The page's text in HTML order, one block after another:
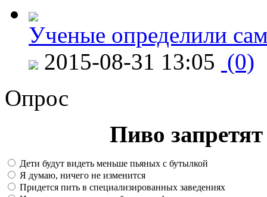
Ученые определили
2015-08-31 13:05 (0)
Опрос
Пиво
Дети будут видеть меньше пьяных с бутылкой
Я думаю, ничего не изменится
Придется пить в специализированных заведениях